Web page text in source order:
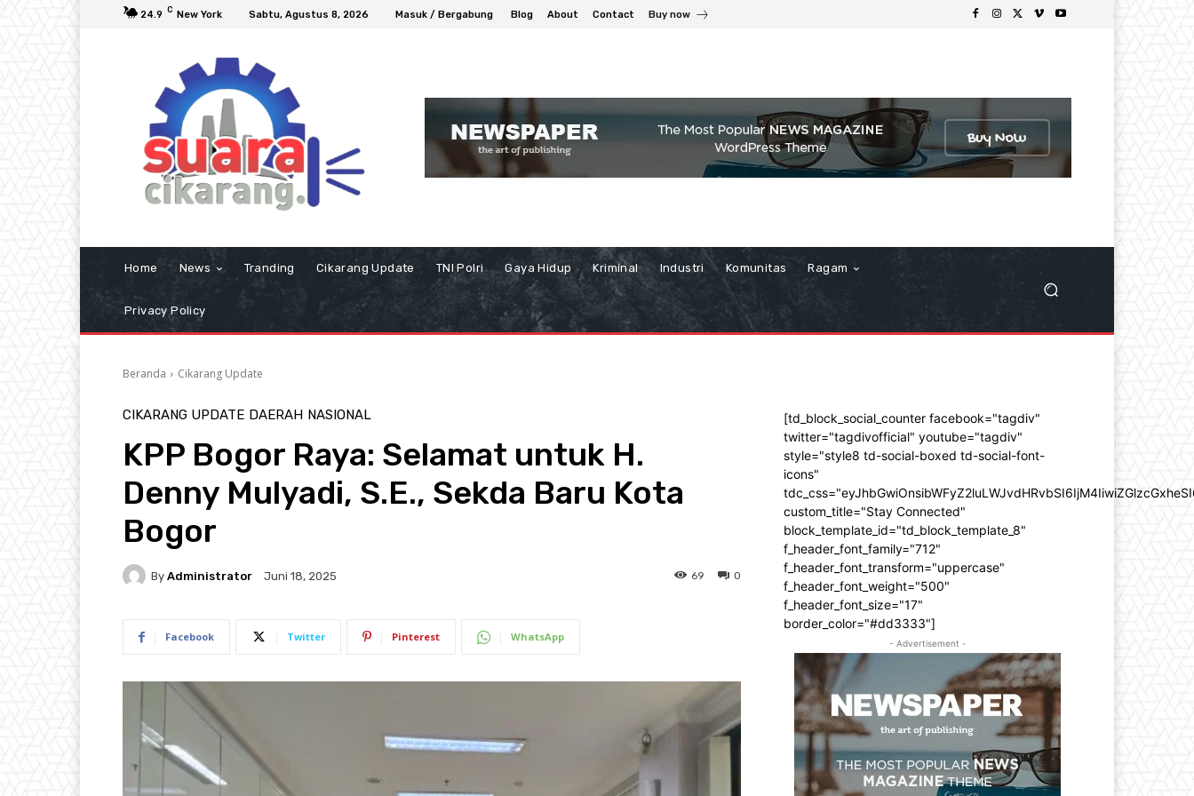
24.9 C New York Sabtu, Agustus 8, 2026 Masuk / Bergabung Blog About Contact Buy now
Home News Tranding Cikarang Update TNI Polri Gaya Hidup Kriminal Industri Komunitas Ragam
Privacy Policy
Beranda Cikarang Update
CIKARANG UPDATE DAERAH NASIONAL
KPP Bogor Raya: Selamat untuk H.
Denny Mulyadi, S.E., Sekda Baru Kota
Bogor
By Administrator Juni 18, 2025 0
69
Facebook Twitter Pinterest WhatsApp
[td_block_social_counter facebook="tagdiv"
twitter="tagdivofficial" youtube="tagdiv"
style="style8 td-social-boxed td-social-font-
icons"
custom_title="Stay Connected"
block_template_id="td_block_template_8"
f_header_font_family="712"
f_header_font_transform="uppercase"
f_header_font_weight="500"
f_header_font_size="17"
border_color="#dd3333"]
- Advertisement -